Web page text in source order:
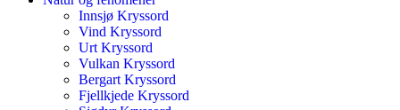
Innsjø Kryssord
Vind Kryssord
Urt Kryssord
Vulkan Kryssord
Bergart Kryssord
Fjellkjede Kryssord